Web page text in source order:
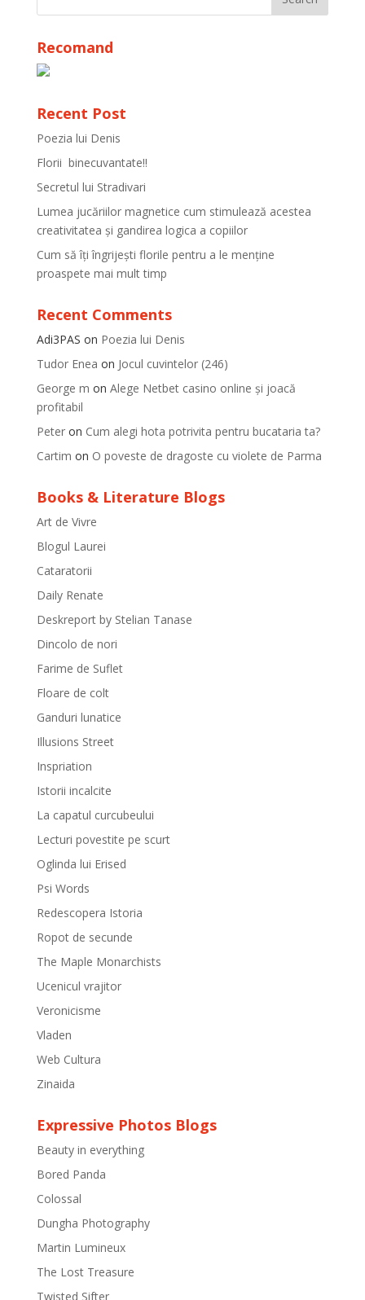
Recomand
Recent Post
Poezia lui Denis
Florii binecuvantate!!
Secretul lui Stradivari
Lumea jucăriilor magnetice cum stimulează acestea
creativitatea și gandirea logica a copiilor
Cum să îți îngrijești florile pentru a le menține
proaspete mai mult timp
Recent Comments
Adi3PAS on Poezia lui Denis
Tudor Enea on Jocul cuvintelor (246)
George m on Alege Netbet casino online și joacă
profitabil
Peteron Cum alegi hota potrivita pentru bucataria ta?
Cartim on O poveste de dragoste cu violete de Parma
Books & Literature Blogs
Art de Vivre
Blogul Laurei
Cataratorii
Daily Renate
Deskreport by Stelian Tanase
Dincolo de nori
Farime de Suflet
Floare de colt
Ganduri lunatice
Illusions Street
Inspriation
Istorii incalcite
La capatul curcubeului
Lecturi povestite pe scurt
Oglinda lui Erised
Psi Words
Redescopera Istoria
Ropot de secunde
The Maple Monarchists
Ucenicul vrajitor
Veronicisme
Vladen
Web Cultura
Zinaida
Expressive Photos Blogs
Beauty in everything
Bored Panda
Colossal
Dungha Photography
Martin Lumineux
The Lost Treasure
Twisted Sifter